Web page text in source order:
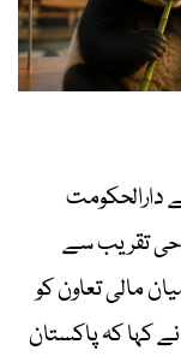
دارالحکومت
تقریب سے
مالی تعاون کو
کہا کہ پاکستان